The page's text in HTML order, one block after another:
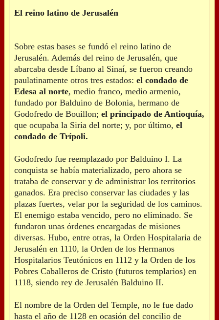
El reino latino de Jerusalén
Sobre estas bases se fundó el reino latino de
Jerusalén. Además del reino de Jerusalén, que
abarcaba desde Líbano al Sinaí, se fueron creando
paulatinamente otros tres estados: el condado de
Edesa al norte, medio franco, medio armenio,
fundado por Balduino de Bolonia, hermano de
Godofredo de Bouillon; el principado de Antioquía,
que ocupaba la Siria del norte; y, por último, el
condado de Trípoli.
Godofredo fue reemplazado por Balduino I. La
conquista se había materializado, pero ahora se
trataba de conservar y de administrar los territorios
ganados. Era preciso conservar las ciudades y las
plazas fuertes, velar por la seguridad de los caminos.
El enemigo estaba vencido, pero no eliminado. Se
fundaron unas órdenes encargadas de misiones
diversas. Hubo, entre otras, la Orden Hospitalaria de
Jerusalén en 1110, la Orden de los Hermanos
Hospitalarios Teutónicos en 1112 y la Orden de los
Pobres Caballeros de Cristo (futuros templarios) en
1118, siendo rey de Jerusalén Balduino II.
El nombre de la Orden del Temple, no le fue dado
hasta el año de 1128 en ocasión del concilio de